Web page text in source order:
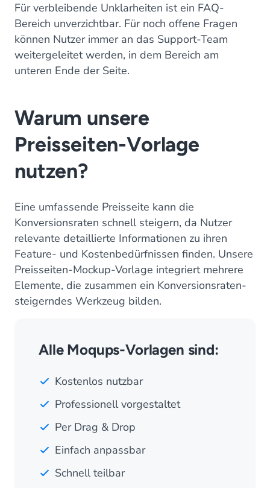
Für verbleibende Unklarheiten ist ein FAQ-
Bereich unverzichtbar. Für noch offene Fragen
können Nutzer immer an das Support-Team
weitergeleitet werden, in dem Bereich am
unteren Ende der Seite.
Warum unsere
Preisseiten-Vorlage
nutzen?
Eine umfassende Preisseite kann die
Konversionsraten schnell steigern, da Nutzer
relevante detaillierte Informationen zu ihren
Feature- und Kostenbedürfnissen finden. Unsere
Preisseiten-Mockup-Vorlage integriert mehrere
Elemente, die zusammen ein Konversionsraten-
steigerndes Werkzeug bilden.
Alle Moqups-Vorlagen sind:
Kostenlos nutzbar
Professionell vorgestaltet
Per Drag & Drop
Einfach anpassbar
Schnell teilbar